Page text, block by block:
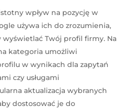
wpływ na pozycję w
używa ich do zrozumienia,
Twój profil firmy. Na
kategoria umożliwi
w wynikach dla zapytań
czy usługami
aktualizacja wybranych
dostosować je do